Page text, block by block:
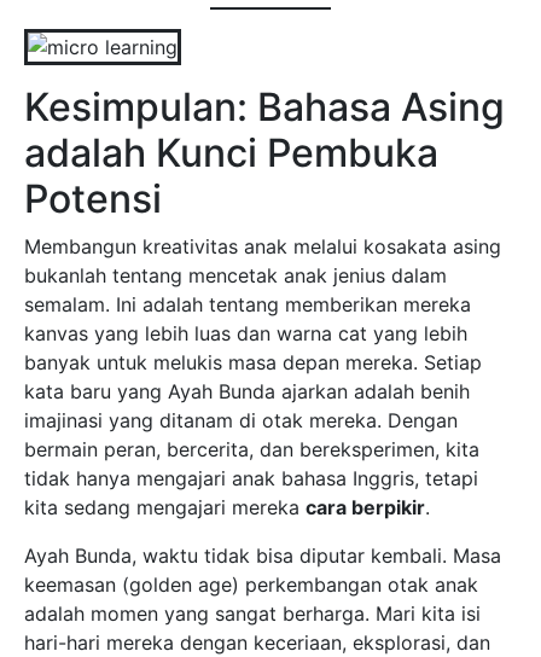
Kesimpulan: Bahasa Asing
adalah Kunci Pembuka
Potensi
Membangun kreativitas anak melalui kosakata asing
bukanlah tentang mencetak anak jenius dalam
semalam. Ini adalah tentang memberikan mereka
kanvas yang lebih luas dan warna cat yang lebih
banyak untuk melukis masa depan mereka. Setiap
kata baru yang Ayah Bunda ajarkan adalah benih
imajinasi yang ditanam di otak mereka. Dengan
bermain peran, bercerita, dan bereksperimen, kita
tidak hanya mengajari anak bahasa Inggris, tetapi
kita sedang mengajari mereka cara berpikir.
Ayah Bunda, waktu tidak bisa diputar kembali. Masa
keemasan (golden age) perkembangan otak anak
adalah momen yang sangat berharga. Mari kita isi
hari-hari mereka dengan keceriaan, eksplorasi, dan